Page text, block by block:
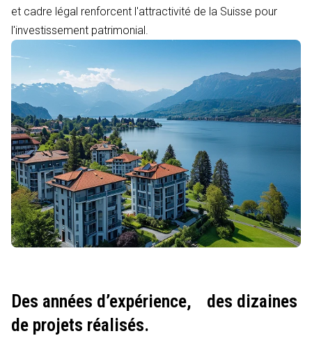
et cadre légal renforcent l'attractivité de la Suisse pour
l'investissement patrimonial.
Des années d’expérience,
des dizaines
de projets réalisés.